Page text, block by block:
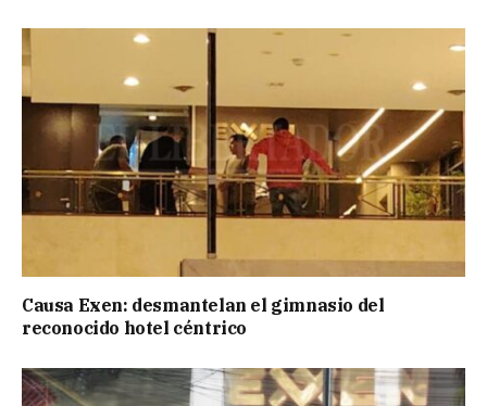
Causa Exen: desmantelan el gimnasio del
reconocido hotel céntrico